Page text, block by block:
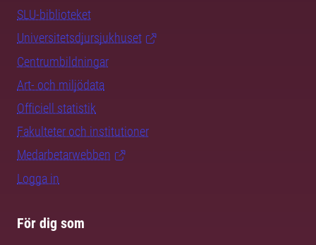
SLU-biblioteket
Universitetsdjursjukhuset
Centrumbildningar
Art- och miljödata
Officiell statistik
Fakulteter och institutioner
Medarbetarwebben
Logga in
För dig som